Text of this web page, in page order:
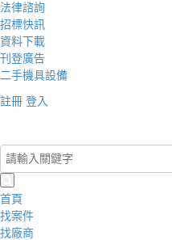
法律諮詢
招標快訊
資料下載
刊登廣告
二手機具設備
註冊 登入
首頁
找案件
找廠商